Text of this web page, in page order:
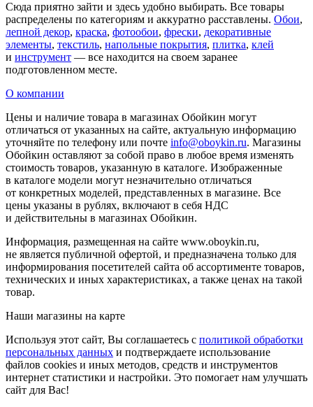
Сюда приятно зайти и здесь удобно выбирать. Все товары
распределены по категориям и аккуратно расставлены. Обои,
лепной декор, краска, фотообои, фрески, декоративные
элементы, текстиль, напольные покрытия, плитка, клей
и инструмент — все находится на своем заранее
подготовленном месте.
О компании
Цены и наличие товара в магазинах Обойкин могут
отличаться от указанных на сайте, актуальную информацию
уточняйте по телефону или почте info@oboykin.ru. Магазины
Обойкин оставляют за собой право в любое время изменять
стоимость товаров, указанную в каталоге. Изображенные
в каталоге модели могут незначительно отличаться
от конкретных моделей, представленных в магазине. Все
цены указаны в рублях, включают в себя НДС
и действительны в магазинах Обойкин.
Информация, размещенная на сайте www.oboykin.ru,
не является публичной офертой, и предназначена только для
информирования посетителей сайта об ассортименте товаров,
технических и иных характеристиках, а также ценах на такой
товар.
Наши магазины на карте
Используя этот сайт, Вы соглашаетесь с политикой обработки
персональных данных и подтверждаете использование
файлов cookies и иных методов, средств и инструментов
интернет статистики и настройки. Это помогает нам улучшать
сайт для Вас!